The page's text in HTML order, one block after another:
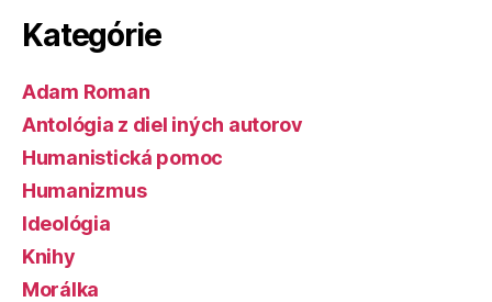
Kategórie
Adam Roman
Antológia z diel iných autorov
Humanistická pomoc
Humanizmus
Ideológia
Knihy
Morálka